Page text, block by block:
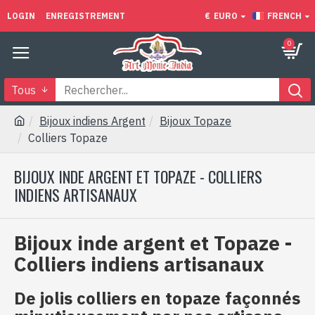
LOGIN ENREGISTREMENT € EURO FRENCH
0
Tous
Bijoux indiens Argent
Bijoux Topaze
Colliers Topaze
BIJOUX INDE ARGENT ET TOPAZE - COLLIERS
INDIENS ARTISANAUX
Bijoux inde argent et Topaze -
Colliers indiens artisanaux
De jolis colliers en topaze façonnés